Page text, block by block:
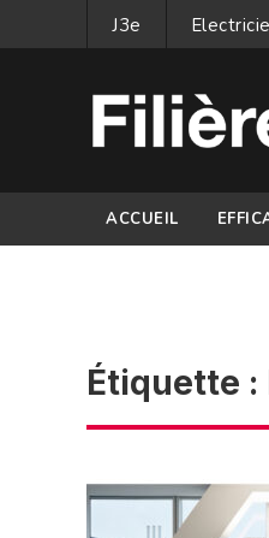
J3e
ACCUEIL
Étiquette :